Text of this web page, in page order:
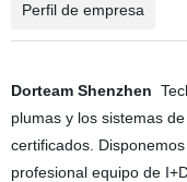
Perfil de empresa
Dorteam Shenzhen
plumas y los sistemas
certificados.
profesional equipo de